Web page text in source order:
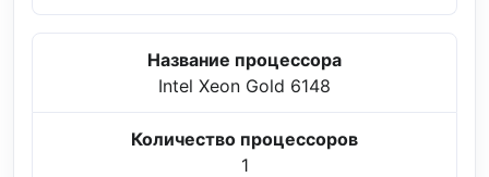
Название процессора
Intel Xeon Gold 6148
Количество процессоров
1